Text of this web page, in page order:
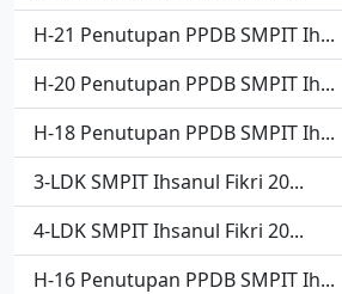
H-21 Penutupan PPDB SMPIT Ih...
H-20 Penutupan PPDB SMPIT Ih...
H-18 Penutupan PPDB SMPIT Ih...
3-LDK SMPIT Ihsanul Fikri 20...
4-LDK SMPIT Ihsanul Fikri 20...
H-16 Penutupan PPDB SMPIT Ih...